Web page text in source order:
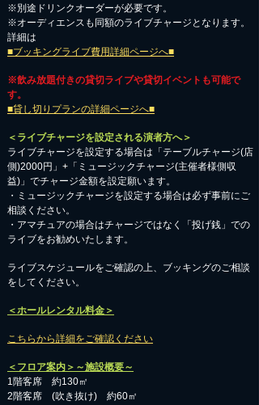
※別途ドリンクオーダーが必要です。
※オーディエンスも同額のライブチャージとなります。
詳細は
■ブッキングライブ費用詳細ページへ■
※飲み放題付きの貸切ライブや貸切イベントも可能で
す。
■貸し切りプランの詳細ページへ■
＜ライブチャージを設定される演者方へ＞
ライブチャージを設定する場合は「テーブルチャージ(店
側)2000円」+「ミュージックチャージ(主催者様側収
益)」でチャージ金額を設定願います。
・ミュージックチャージを設定する場合は必ず事前にご
相談ください。
​・アマチュアの場合はチャージではなく「投げ銭」での
ライブをお勧めいたします。
​ライブスケジュールをご確認の上、ブッキングのご相談
をしてください。
＜ホールレンタル料金＞
こちらから詳細をご確認ください
＜フロア案内＞～施設概要～
1階客席 約130㎡
2階客席 (吹き抜け) 約60㎡